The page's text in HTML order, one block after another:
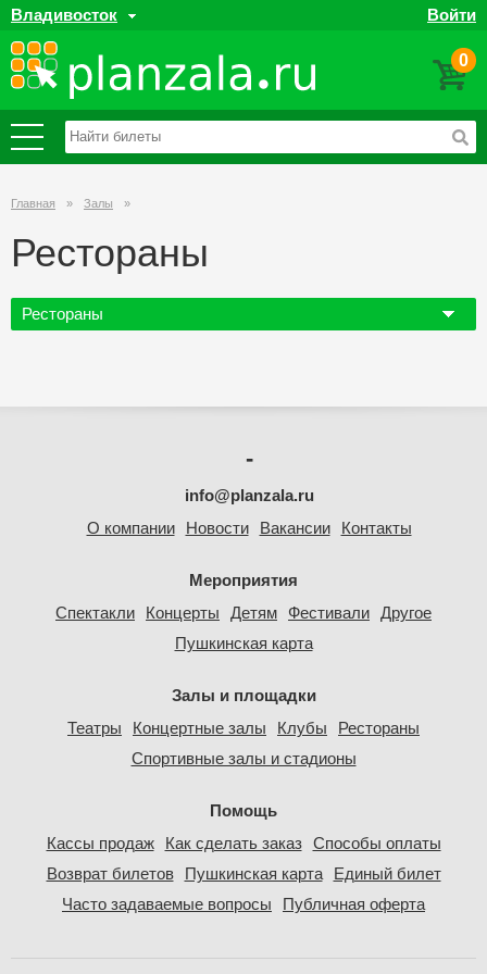
Владивосток Войти
0
Главная » Залы »
Рестораны
Рестораны
Мероприятия
Спектакли
Концерты Детям Фестивали Другое
Пушкинская карта
Залы и площадки
Театры
Концертные залы Клубы
Рестораны
Спортивные залы и стадионы
Помощь
Кассы продаж
Как сделать заказ
Способы оплаты
Возврат билетов
Пушкинская карта
Единый билет
Часто задаваемые вопросы
Публичная оферта
-
info@planzala.ru
О компании
Новости Вакансии Контакты